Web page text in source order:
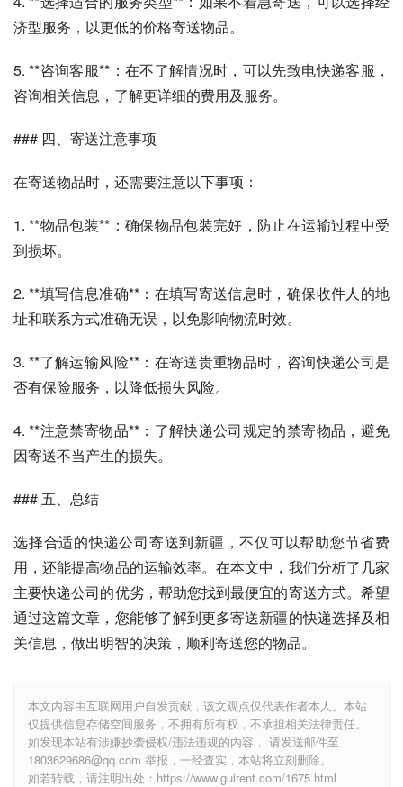
济型服务，以更低的价格寄送物品。
5. **咨询客服**：在不了解情况时，可以先致电快递客服，
咨询相关信息，了解更详细的费用及服务。
### 四、寄送注意事项
在寄送物品时，还需要注意以下事项：
1. **物品包装**：确保物品包装完好，防止在运输过程中受
到损坏。
2. **填写信息准确**：在填写寄送信息时，确保收件人的地
址和联系方式准确无误，以免影响物流时效。
3. **了解运输风险**：在寄送贵重物品时，咨询快递公司是
否有保险服务，以降低损失风险。
4. **注意禁寄物品**：了解快递公司规定的禁寄物品，避免
因寄送不当产生的损失。
### 五、总结
选择合适的快递公司寄送到新疆，不仅可以帮助您节省费
用，还能提高物品的运输效率。在本文中，我们分析了几家
主要快递公司的优劣，帮助您找到最便宜的寄送方式。希望
通过这篇文章，您能够了解到更多寄送新疆的快递选择及相
关信息，做出明智的决策，顺利寄送您的物品。
本文内容由互联网用户自发贡献，该文观点仅代表作者本人。本站
仅提供信息存储空间服务，不拥有所有权，不承担相关法律责任。
如发现本站有涉嫌抄袭侵权/违法违规的内容， 请发送邮件至
1803629686@qq.com 举报，一经查实，本站将立刻删除。
如若转载，请注明出处：https://www.guirent.com/1675.html